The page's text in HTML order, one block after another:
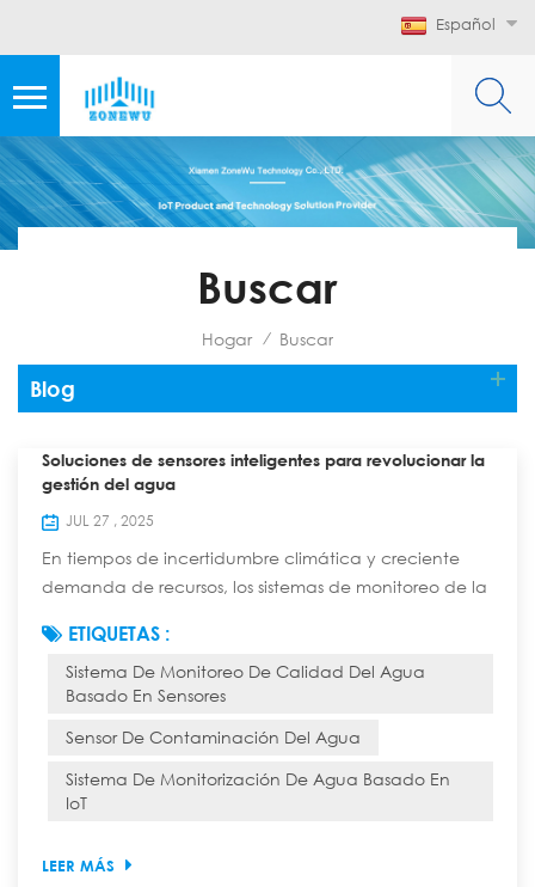
Español
Buscar
Hogar / Buscar
Blog
Soluciones de sensores inteligentes para revolucionar la
gestión del agua
JUL 27 , 2025
En tiempos de incertidumbre climática y creciente
demanda de recursos, los sistemas de monitoreo de la
lujo. Los sensores inteligentes modernos de calidad del
agua, especialmente aquellos que utilizan potentes
redes de sensores LoRaWAN, proporcionan la
inteligencia continua y práctica necesaria para
ETIQUETAS :
Sistema De Monitoreo De Calidad Del Agua
Basado En Sensores
Sensor De Contaminación Del Agua
Sistema De Monitorización De Agua Basado En
IoT
LEER MÁS